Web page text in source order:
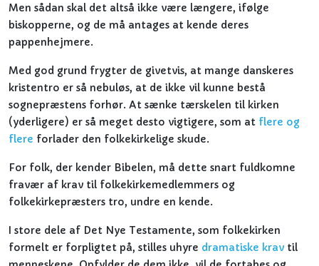
Men sådan skal det altså ikke være længere, ifølge
biskopperne, og de må antages at kende deres
pappenhejmere.
Med god grund frygter de givetvis, at mange danskeres
kristentro er så nebuløs, at de ikke vil kunne bestå
sognepræstens forhør. At sænke tærskelen til kirken
(yderligere) er så meget desto vigtigere, som at flere og
flere forlader den folkekirkelige skude.
For folk, der kender Bibelen, må dette snart fuldkomne
fravær af krav til folkekirkemedlemmers og
folkekirkepræsters tro, undre en kende.
I store dele af Det Nye Testamente, som folkekirken
formelt er forpligtet på, stilles uhyre dramatiske krav til